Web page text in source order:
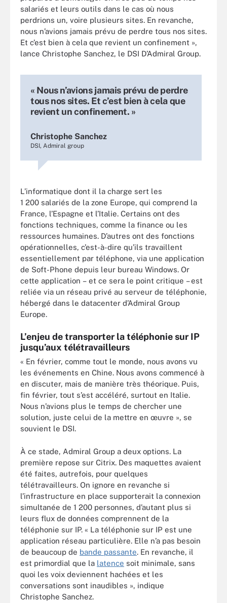
salariés et leurs outils dans le cas où nous
perdrions un, voire plusieurs sites. En revanche,
nous n’avions jamais prévu de perdre tous nos sites.
Et c’est bien à cela que revient un confinement »,
lance Christophe Sanchez, le DSI D’Admiral Group.
« Nous n’avions jamais prévu de perdre
tous nos sites. Et c’est bien à cela que
revient un confinement. »
Christophe Sanchez
DSI, Admiral group
L’informatique dont il la charge sert les
1 200 salariés de la zone Europe, qui comprend la
France, l’Espagne et l’Italie. Certains ont des
fonctions techniques, comme la finance ou les
ressources humaines. D’autres ont des fonctions
opérationnelles, c’est-à-dire qu’ils travaillent
essentiellement par téléphone, via une application
de Soft-Phone depuis leur bureau Windows. Or
cette application – et ce sera le point critique – est
reliée via un réseau privé au serveur de téléphonie,
hébergé dans le datacenter d’Admiral Group
Europe.
L’enjeu de transporter la téléphonie sur IP
jusqu’aux télétravailleurs
« En février, comme tout le monde, nous avons vu
les événements en Chine. Nous avons commencé à
en discuter, mais de manière très théorique. Puis,
fin février, tout s’est accéléré, surtout en Italie.
Nous n’avions plus le temps de chercher une
solution, juste celui de la mettre en œuvre », se
souvient le DSI.
À ce stade, Admiral Group a deux options. La
première repose sur Citrix. Des maquettes avaient
été faites, autrefois, pour quelques
télétravailleurs. On ignore en revanche si
l’infrastructure en place supporterait la connexion
simultanée de 1 200 personnes, d’autant plus si
leurs flux de données comprennent de la
téléphonie sur IP. « La téléphonie sur IP est une
application réseau particulière. Elle n’a pas besoin
de beaucoup de bande passante. En revanche, il
est primordial que la latence soit minimale, sans
quoi les voix deviennent hachées et les
conversations sont inaudibles », indique
Christophe Sanchez.